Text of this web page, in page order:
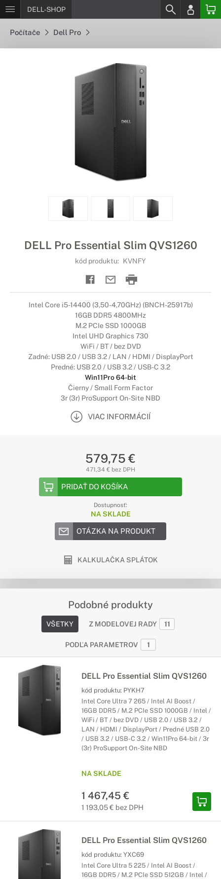
DELL-SHOP
Počítače Dell Pro
DELL Pro Essential Slim QVS1260
kód produktu: KVNFY
Intel Core i5-14400 (3,50-4,70GHz) (BNCH-25917b)
16GB DDR5 4800MHz
M.2 PCIe SSD 1000GB
Intel UHD Graphics 730
WiFi / BT / bez DVD
Zadné: USB 2.0 / USB 3.2 / LAN / HDMI / DisplayPort
Predné: USB 2.0 / USB 3.2 / USB-C 3.2
Win11Pro 64-bit
Čierny / Small Form Factor
3r (3r) ProSupport On-Site NBD
VIAC INFORMÁCIÍ
579,75 €
471,34 € bez DPH
PRIDAŤ DO KOŠÍKA
Dostupnosť:
NA SKLADE
OTÁZKA NA PRODUKT
KALKULAČKA SPLÁTOK
Podobné produkty
VŠETKY Z MODELOVEJ RADY 11
PODĽA PARAMETROV 1
DELL Pro Essential Slim QVS1260
kód produktu: PYKH7
Intel Core Ultra 7 265 / Intel AI Boost /
16GB DDR5 / M.2 PCIe SSD 1000GB / Intel /
WiFi / BT / bez DVD / USB 2.0 / USB 3.2 /
LAN / HDMI / DisplayPort / Predné USB 2.0
/ USB 3.2 / USB-C 3.2 / Win11Pro 64-bit / 3r
(3r) ProSupport On-Site NBD
NA SKLADE
1 467,45 €
1 193,05 € bez DPH
DELL Pro Essential Slim QVS1260
kód produktu: YXC69
Intel Core Ultra 5 225 / Intel AI Boost /
16GB DDR5 / M.2 PCIe SSD 512GB / Intel /